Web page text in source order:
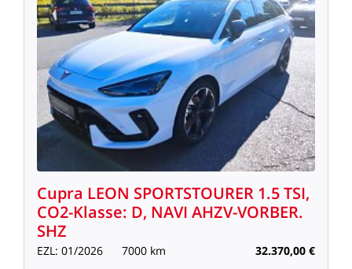
Cupra LEON SPORTSTOURER 1.5TSI,
CO2-Klasse: D, NAVI AHZV-VORBER.
SHZ
EZL: 01/2026 7000 km 32.370,00 €